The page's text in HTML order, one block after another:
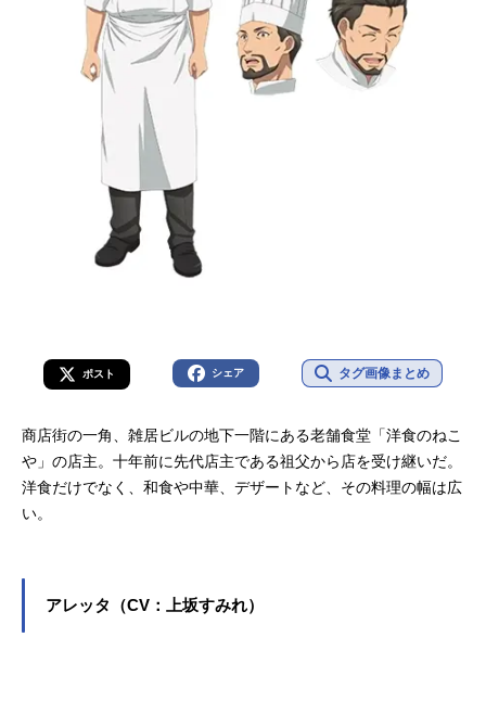
ポスト シェア タグ画像まとめ
商店街の一角、雑居ビルの地下一階にある老舗食堂「洋食のねこ
や」の店主。十年前に先代店主である祖父から店を受け継いだ。
洋食だけでなく、和食や中華、デザートなど、その料理の幅は広
い。
アレッタ（CV：上坂すみれ）